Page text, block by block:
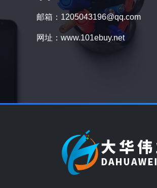
邮箱：1205043196@qq.com
网址：www.101ebuy.net